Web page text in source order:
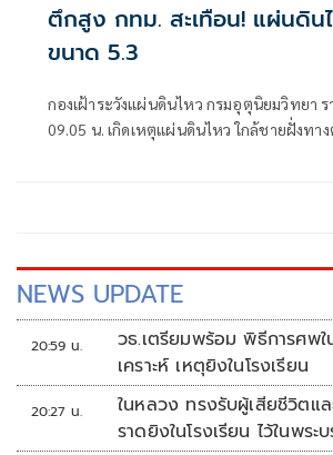
ตึกสูง กทม. สะเทือน! แผ่นดิน
ขนาด 5.3
กองเฝ้าระวังแผ่นดินไหว กรมอุตุนิยมวิทยา ร
09.05 น. เกิดเหตุแผ่นดินไหว ใกล้ชายฝั่งทา
NEWS UPDATE
20:59 น.
วธ.เตรียมพร้อม พิธีการศพใ
เคราะห์ เหตุยิงในโรงเรียน
20:27 น.
ในหลวง ทรงรับผู้เสียชีวิตแล
ราดยิงในโรงเรียน ไว้ในพระ